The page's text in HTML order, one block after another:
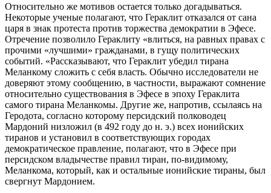
Относительно же мотивов остается только догадываться.
Некоторые ученые полагают, что Гераклит отказался от сана
царя в знак протеста против торжества демократии в Эфесе.
Отречение позволило Гераклиту «влиться, на равных правах с
прочими «лучшими» гражданами, в гущу политических
событий. «Рассказывают, что Гераклит убедил тирана
Меланкому сложить с себя власть. Обычно исследователи не
доверяют этому сообщению, в частности, выражают сомнение
относительно существования в Эфесе в эпоху Гераклита
самого тирана Меланкомы. Другие же, напротив, ссылаясь на
Геродота, согласно которому персидский полководец
Мардоний низложил (в 492 году до н. э.) всех ионийских
тиранов и установил в соответствующих городах
демократическое правление, полагают, что в Эфесе при
персидском владычестве правил тиран, по-видимому,
Меланкома, который, как и остальные ионийские тираны, был
свергнут Мардонием.